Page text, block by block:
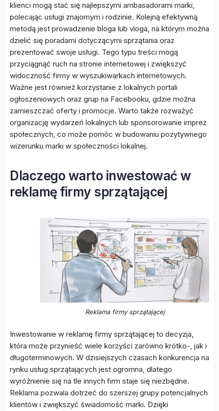
klienci mogą stać się najlepszymi ambasadorami marki,
polecając usługi znajomym i rodzinie. Kolejną efektywną
metodą jest prowadzenie bloga lub vloga, na którym można
dzielić się poradami dotyczącymi sprzątania oraz
prezentować swoje usługi. Tego typu treści mogą
przyciągnąć ruch na stronie internetowej i zwiększyć
widoczność firmy w wyszukiwarkach internetowych.
Ważne jest również korzystanie z lokalnych portali
ogłoszeniowych oraz grup na Facebooku, gdzie można
zamieszczać oferty i promocje. Warto także rozważyć
organizację wydarzeń lokalnych lub sponsorowanie imprez
społecznych, co może pomóc w budowaniu pozytywnego
wizerunku marki w społeczności lokalnej.
Dlaczego warto inwestować w
reklamę firmy sprzątającej
Reklama firmy sprzątającej
Inwestowanie w reklamę firmy sprzątającej to decyzja,
która może przynieść wiele korzyści zarówno krótko-, jak i
długoterminowych. W dzisiejszych czasach konkurencja na
rynku usług sprzątających jest ogromna, dlatego
wyróżnienie się na tle innych firm staje się niezbędne.
Reklama pozwala dotrzeć do szerszej grupy potencjalnych
klientów i zwiększyć świadomość marki. Dzięki